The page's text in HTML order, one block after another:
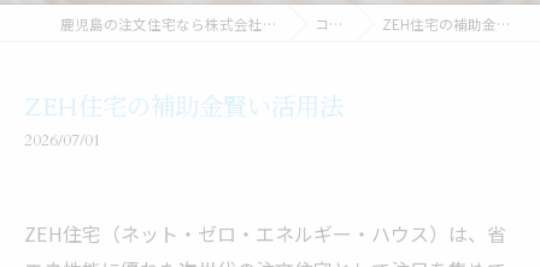
鹿児島の注文住宅なら株式会社イオン・ホーム コラム ZEH住宅の補助金賢い活用法
ZEH住宅の補助金賢い活用法
2026/07/01
ZEH住宅（ネット・ゼロ・エネルギー・ハウス）は、省